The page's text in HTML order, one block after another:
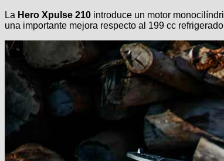
La Hero Xpulse 210 introduce un motor
una importante mejora respecto al 199 cc